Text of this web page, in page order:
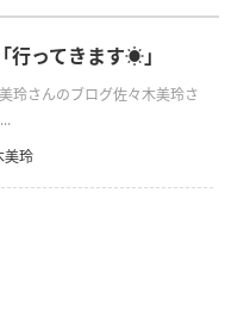
行ってきます☀️」
玲さんのブログ佐々木美玲さ
美玲